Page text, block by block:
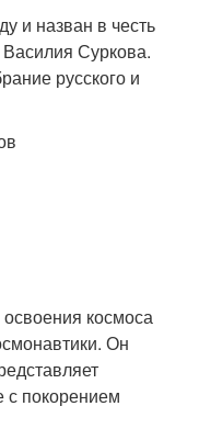
и назван в честь
Суркова.
русского и
космоса
Он
с покорением